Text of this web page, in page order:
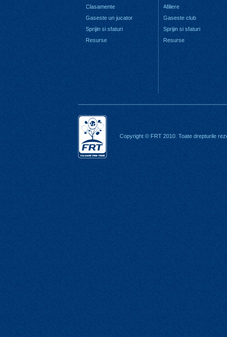
Clasamente
Gaseste un jucator
Sprijin si sfaturi
Resurse
Afiliere
Gaseste club
Sprijin si sfaturi
Resurse
Copyright © FRT 2010. Toate drepturile